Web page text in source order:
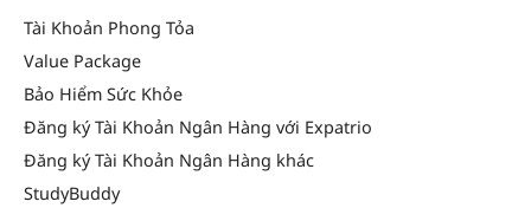
Tài Khoản Phong Tỏa
Value Package
Bảo Hiểm Sức Khỏe
Đăng ký Tài Khoản Ngân Hàng với Expatrio
Đăng ký Tài Khoản Ngân Hàng khác
StudyBuddy